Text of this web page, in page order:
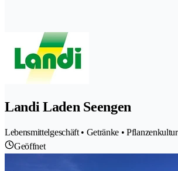
Landi Laden Seengen
Lebensmittelgeschäft • Getränke •
Geöffnet